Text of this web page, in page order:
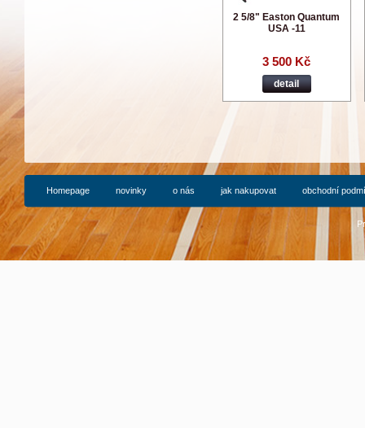
2 5/8" Easton Quantum
USA -11
3 500 Kč
detail
Homepage novinky o nás jak nakupovat obchodní